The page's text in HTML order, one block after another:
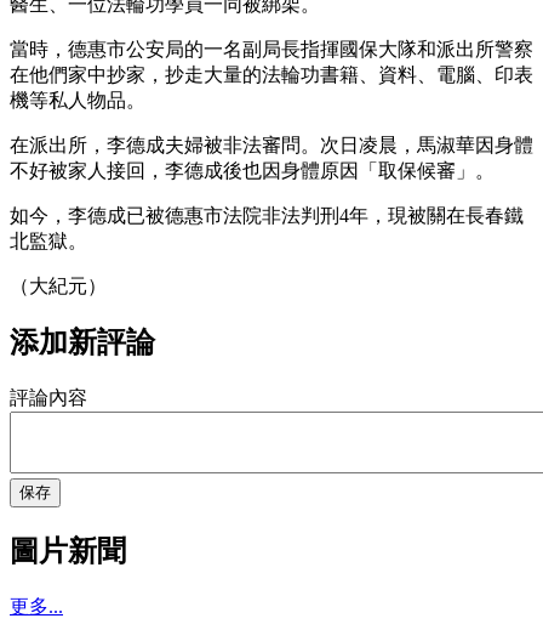
當時，德惠市公安局的一名副局長指揮國保大隊和派出所警察
在他們家中抄家，抄走大量的法輪功書籍、資料、電腦、印表
機等私人物品。
在派出所，李德成夫婦被非法審問。次日凌晨，馬淑華因身體
不好被家人接回，李德成後也因身體原因「取保候審」。
如今，李德成已被德惠市法院非法判刑4年，現被關在長春鐵
北監獄。
（大紀元）
添加新評論
評論內容
保存
圖片新聞
更多...